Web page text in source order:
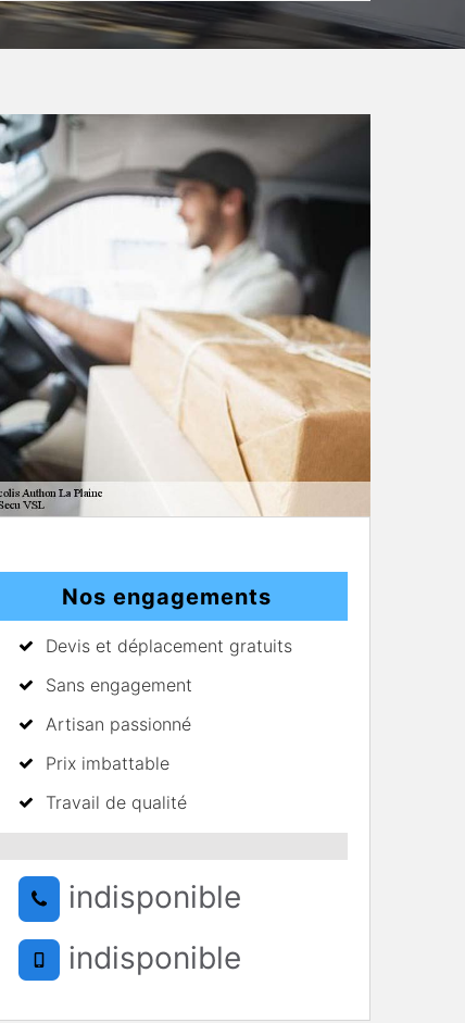
Nos engagements
Devis et déplacement gratuits
Sans engagement
Artisan passionné
Prix imbattable
Travail de qualité
indisponible
indisponible